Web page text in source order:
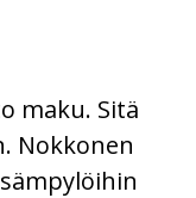
maku. Sitä
Nokkonen